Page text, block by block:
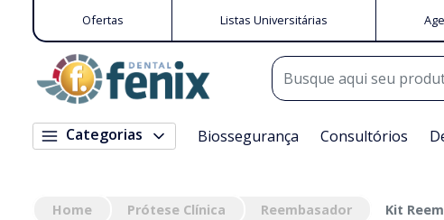
Ofertas Listas Universitárias
Categorias Biossegurança Consultórios
Home Prótese Clínica Reembasador Kit